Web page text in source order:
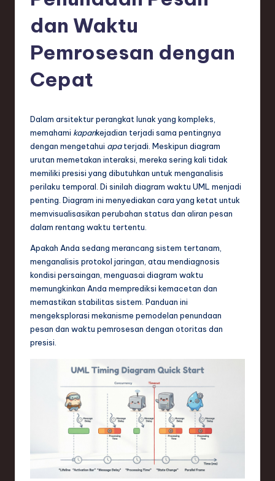
si
T
d
in
dan Waktu
Pemrosesan dengan
Cepat
Dalam arsitektur perangkat lunak yang kompleks,
memahami kapankejadian terjadi sama pentingnya
dengan mengetahui apaterjadi. Meskipun diagram
urutan memetakan interaksi, mereka sering kali tidak
memiliki presisi yang dibutuhkan untuk menganalisis
perilaku temporal. Di sinilah diagram waktu UML menjadi
penting. Diagram ini menyediakan cara yang ketat untuk
memvisualisasikan perubahan status dan aliran pesan
dalam rentang waktu tertentu.
Apakah Anda sedang merancang sistem tertanam,
menganalisis protokol jaringan, atau mendiagnosis
kondisi persaingan, menguasai diagram waktu
memungkinkan Anda memprediksi kemacetan dan
memastikan stabilitas sistem. Panduan ini
mengeksplorasi mekanisme pemodelan penundaan
pesan dan waktu pemrosesan dengan otoritas dan
presisi.